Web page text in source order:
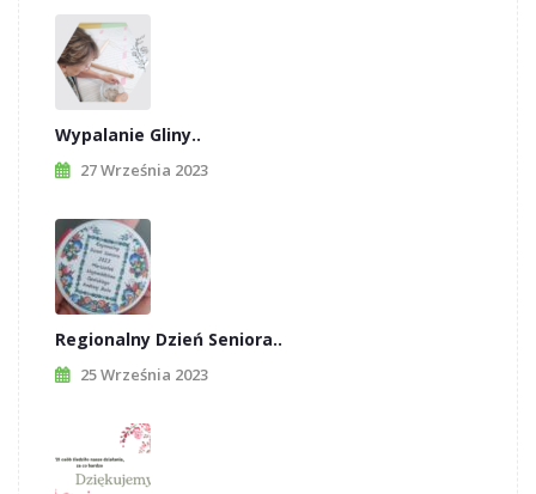
Wypalanie Gliny..
27 Września 2023
Regionalny Dzień Seniora..
25 Września 2023